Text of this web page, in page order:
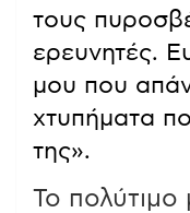
τους
ερευνητές.
μου που
χτυπήματα
της».
Το